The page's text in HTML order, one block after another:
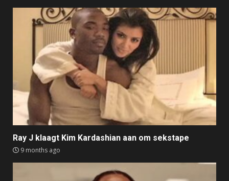
Ray J klaagt Kim Kardashian aan om sekstape
9 months ago